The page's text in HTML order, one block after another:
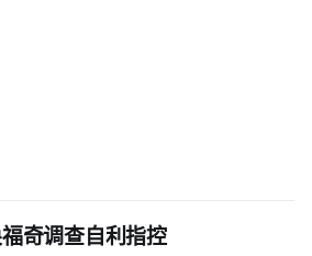
奇调查自利指控